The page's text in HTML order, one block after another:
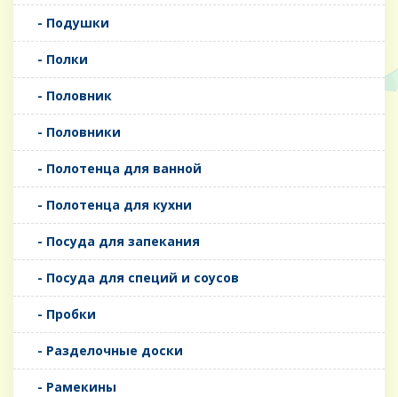
- Подушки
- Полки
- Половник
- Половники
- Полотенца для ванной
- Полотенца для кухни
- Посуда для запекания
- Посуда для специй и соусов
- Пробки
- Разделочные доски
- Рамекины